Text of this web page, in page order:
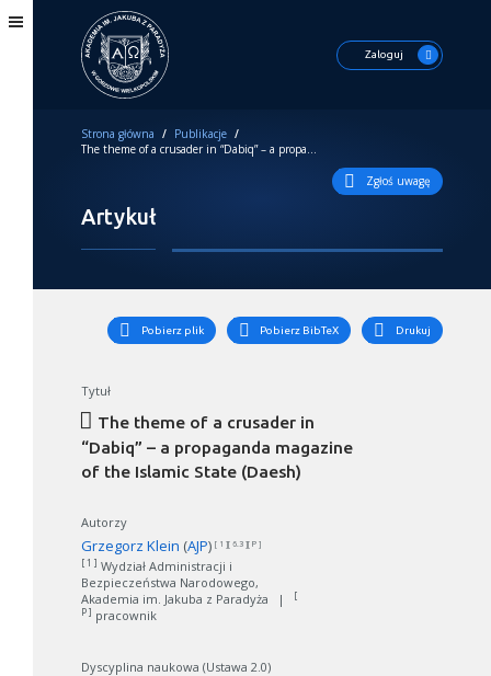
Zaloguj
Strona główna / Publikacje /
The theme of a crusader in “Dabiq” – a propaganda magazine of the Islamic State (Daesh)
Zgłoś uwagę
Artykuł
Pobierz plik Pobierz BibTeX Drukuj
Tytuł
The theme of a crusader in
“Dabiq” – a propaganda magazine
of the Islamic State (Daesh)
Autorzy
Grzegorz Klein (AJP) [ 1 ][ 6.3 ][ P ]
[ 1 ] Wydział Administracji i
Bezpieczeństwa Narodowego,
Akademia im. Jakuba z Paradyża
|
[
P ] pracownik
Dyscyplina naukowa (Ustawa 2.0)